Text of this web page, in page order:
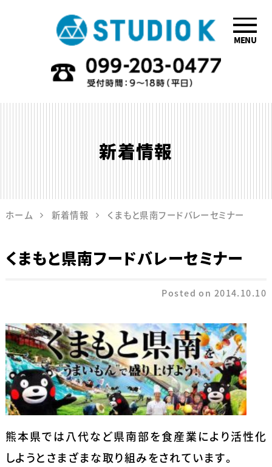
鹿児島のデザイ
ン会社STUDIO
MENU
新着情報
ホーム 新着情報 くまもと県南フードバレーセミナー
くまもと県南フードバレーセミナー
Posted on 2014.10.10
熊本県では八代など県南部を食産業により活性化
しようとさまざまな取り組みをされています。